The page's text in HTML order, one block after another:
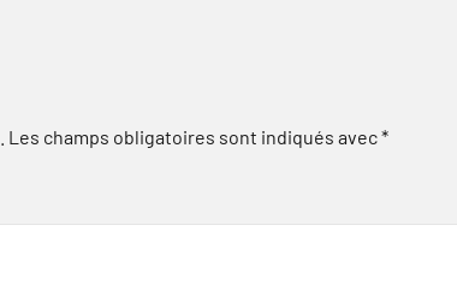
Les champs obligatoires sont indiqués avec*